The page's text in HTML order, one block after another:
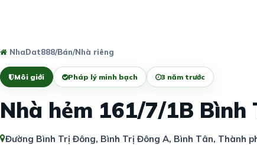
NhaDat888/Bán/Nhà riêng
Môi giới Pháp lý minh bạch 3 năm trước
Nhà hẻm 161/7/1B Bình
Đường Bình Trị Đông, Bình Trị Đông A, Bình Tân, Thành